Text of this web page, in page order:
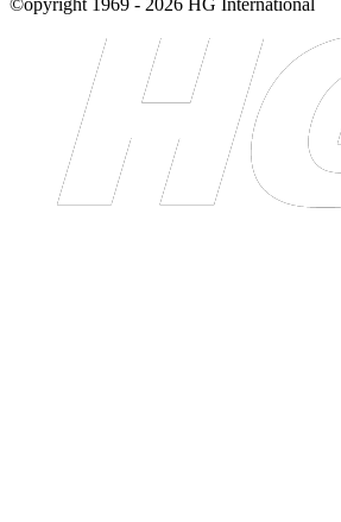
©opyright 1969 - 2026 HG International